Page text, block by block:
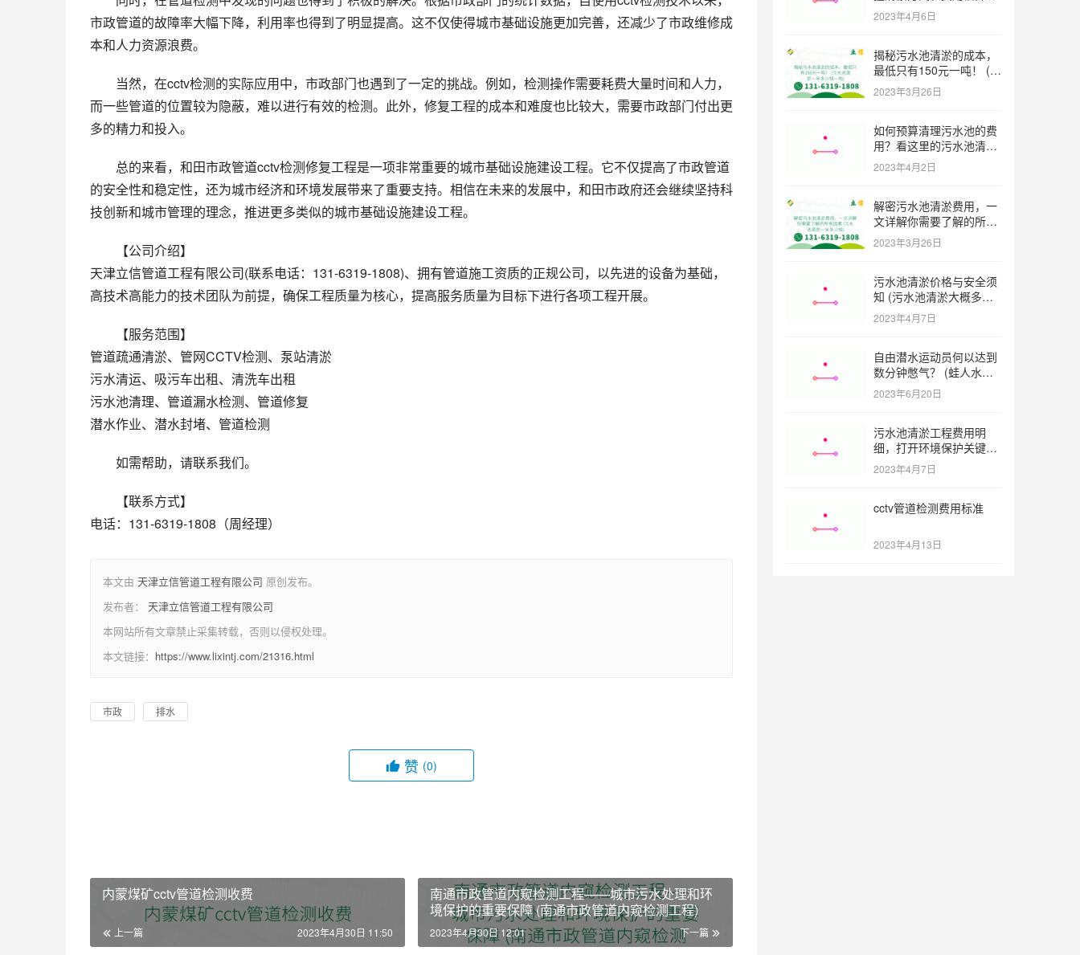
市政管道的故障率大幅下降，利用率也得到了明显提高。这不仅使得城市基础设施更加完善，还减少了市政维修成
本和人力资源浪费。
当然，在cctv检测的实际应用中，市政部门也遇到了一定的挑战。例如，检测操作需要耗费大量时间和人力，
而一些管道的位置较为隐蔽，难以进行有效的检测。此外，修复工程的成本和难度也比较大，需要市政部门付出更
多的精力和投入。
总的来看，和田市政管道cctv检测修复工程是一项非常重要的城市基础设施建设工程。它不仅提高了市政管道
的安全性和稳定性，还为城市经济和环境发展带来了重要支持。相信在未来的发展中，和田市政府还会继续坚持科
技创新和城市管理的理念，推进更多类似的城市基础设施建设工程。
【公司介绍】
天津立信管道工程有限公司(联系电话：131-6319-1808)、拥有管道施工资质的正规公司，以先进的设备为基础，
高技术高能力的技术团队为前提，确保工程质量为核心，提高服务质量为目标下进行各项工程开展。
【服务范围】
管道疏通清淤、管网CCTV检测、泵站清淤
污水清运、吸污车出租、清洗车出租
污水池清理、管道漏水检测、管道修复
潜水作业、潜水封堵、管道检测
如需帮助，请联系我们。
【联系方式】
电话：131-6319-1808（周经理）
本文由 天津立信管道工程有限公司 原创发布。
发布者： 天津立信管道工程有限公司
本网站所有文章禁止采集转载，否则以侵权处理。
本文链接： https://www.lixintj.com/21316.html
市政 排水
赞 (0)
内蒙煤矿cctv管道检测收费
上一篇 2023年4月30日 11:50
南通市政管道内窥检测工程——城市污水处理和环
境保护的重要保障 (南通市政管道内窥检测工程)
下一篇
2023年4月30日 12:01
巧 (污水池清淤多少钱一
方米)
2023年4月6日
揭秘污水池清淤的成本，
最低只有150元一吨！ (污
水池清淤一米多少钱一吨)
2023年3月26日
如何预算清理污水池的费
用？看这里的污水池清淤
工程报价表范本！ (污水
池清淤工程报价表范本)
2023年4月2日
解密污水池清淤费用，一
文详解你需要了解的所有
因素 (污水池清淤一米多
少钱)
2023年3月26日
污水池清淤价格与安全须
知 (污水池清淤大概多少
一方)
2023年4月7日
自由潜水运动员何以达到
数分钟憋气？ (蛙人水下
憋气最长多久)
2023年6月20日
污水池清淤工程费用明
细，打开环境保护关键之
门 (污水池清淤工程报价
明细)
2023年4月7日
cctv管道检测费用标准
2023年4月13日